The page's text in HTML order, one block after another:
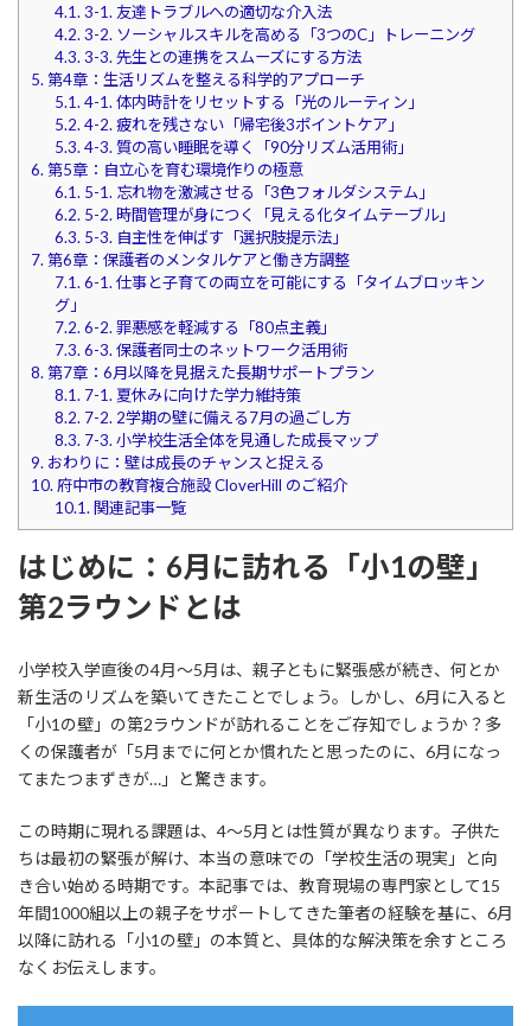
4.1. 3-1. 友達トラブルへの適切な介入法
4.2. 3-2. ソーシャルスキルを高める「3つのC」トレーニング
4.3. 3-3. 先生との連携をスムーズにする方法
5. 第4章：生活リズムを整える科学的アプローチ
5.1. 4-1. 体内時計をリセットする「光のルーティン」
5.2. 4-2. 疲れを残さない「帰宅後3ポイントケア」
5.3. 4-3. 質の高い睡眠を導く「90分リズム活用術」
6. 第5章：自立心を育む環境作りの極意
6.1. 5-1. 忘れ物を激減させる「3色フォルダシステム」
6.2. 5-2. 時間管理が身につく「見える化タイムテーブル」
6.3. 5-3. 自主性を伸ばす「選択肢提示法」
7. 第6章：保護者のメンタルケアと働き方調整
7.1. 6-1. 仕事と子育ての両立を可能にする「タイムブロッキン
グ」
7.2. 6-2. 罪悪感を軽減する「80点主義」
7.3. 6-3. 保護者同士のネットワーク活用術
8. 第7章：6月以降を見据えた長期サポートプラン
8.1. 7-1. 夏休みに向けた学力維持策
8.2. 7-2. 2学期の壁に備える7月の過ごし方
8.3. 7-3. 小学校生活全体を見通した成長マップ
9. おわりに：壁は成長のチャンスと捉える
10. 府中市の教育複合施設 CloverHill のご紹介
10.1. 関連記事一覧
はじめに：6月に訪れる「小1の壁」
第2ラウンドとは
小学校入学直後の4月～5月は、親子ともに緊張感が続き、何とか
新生活のリズムを築いてきたことでしょう。しかし、6月に入ると
「小1の壁」の第2ラウンドが訪れることをご存知でしょうか？多
くの保護者が「5月までに何とか慣れたと思ったのに、6月になっ
てまたつまずきが…」と驚きます。
この時期に現れる課題は、4～5月とは性質が異なります。子供た
ちは最初の緊張が解け、本当の意味での「学校生活の現実」と向
き合い始める時期です。本記事では、教育現場の専門家として15
年間1000組以上の親子をサポートしてきた筆者の経験を基に、6月
以降に訪れる「小1の壁」の本質と、具体的な解決策を余すところ
なくお伝えします。